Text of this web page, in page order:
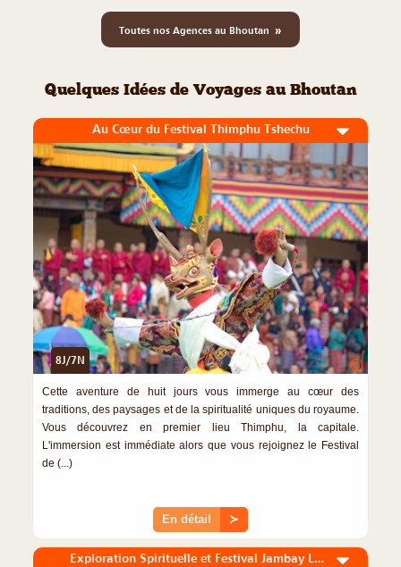
Toutes nos Agences au Bhoutan »
Quelques Idées de Voyages au Bhoutan
Au Cœur du Festival Thimphu Tshechu
8J/7N ©
Cette aventure de huit jours vous immerge au cœur des
traditions, des paysages et de la spiritualité uniques du royaume.
Vous découvrez en premier lieu Thimphu, la capitale.
L'immersion est immédiate alors que vous rejoignez le Festival
de (...)
En détail ≻
Exploration Spirituelle et Festival Jambay Lakhang drup